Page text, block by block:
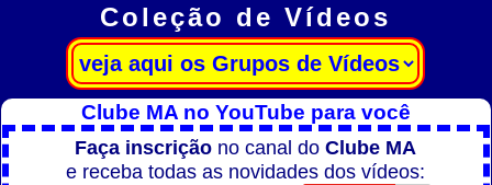
Coleção de Vídeos
Clube MA no YouTube para você
Faça inscrição no canal doClube MA
e receba todas as novidades dos vídeos: